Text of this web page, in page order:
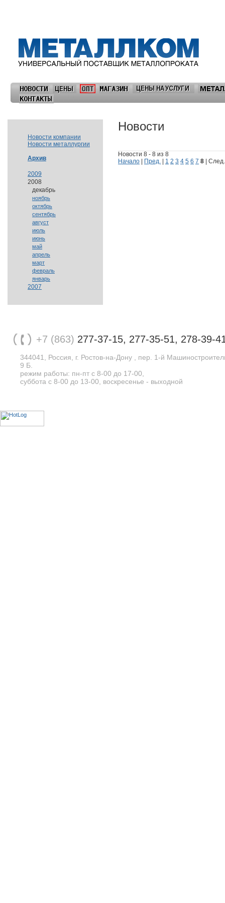
Новости компании
Новости металлургии
Архив
2009
2008
декабрь
ноябрь
октябрь
сентябрь
август
июль
июнь
май
апрель
март
февраль
январь
2007
Новости
Новости 8 - 8 из 8
Начало
Пред. 1 2 3 4 5 6 7 8 |
+7 (863) 277-37-15, 277-35-51, 278-39-
344041, Россия, г. Ростов-на-Дону , пер. 1-й
9 Б.
режим работы: пн-пт с 8-00 до 17-00,
суббота с 8-00 до 13-00, воскресенье - выходной